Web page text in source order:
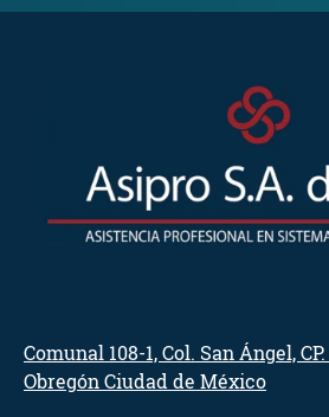
Comunal 108-1, Col. San Ángel,
Obregón Ciudad de México